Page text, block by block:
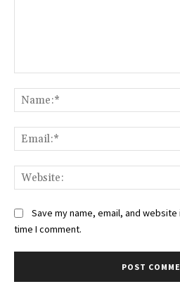
Save my name, email, and
time I comment.